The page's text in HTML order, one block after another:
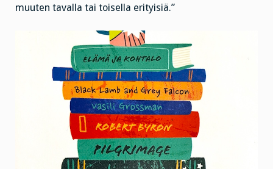
muuten tavalla tai toisella erityisiä.”